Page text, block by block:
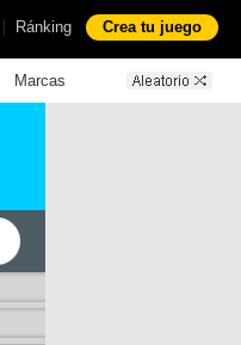
| Ránking Crea tu juego
Marcas